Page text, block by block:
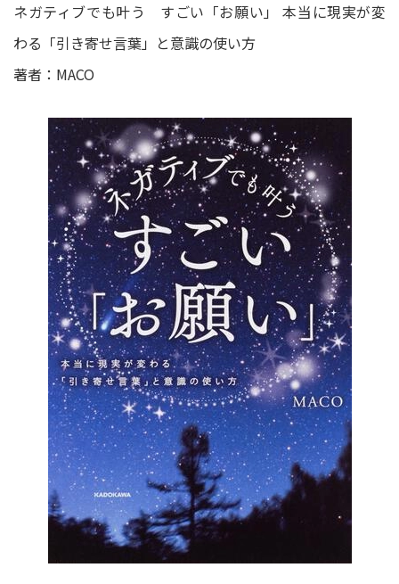
ネガティブでも叶う すごい「お願い」 本当に現実が変
わる「引き寄せ言葉」と意識の使い方
著者：MACO